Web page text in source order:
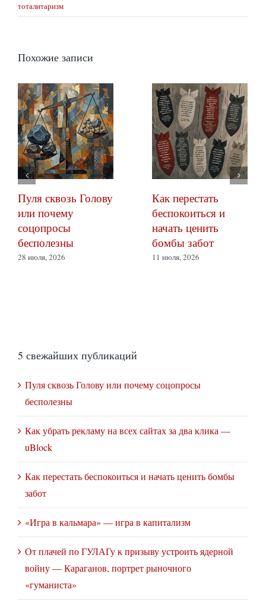
тоталитаризм
Похожие записи
Пуля сквозь Голову
или почему
соцопросы
бесполезны
28 июля, 2026
Как перестать
беспокоиться и
начать ценить
бомбы забот
11 июля, 2026
5 свежайших публикаций
Пуля сквозь Голову или почему соцопросы
бесполезны
Как убрать рекламу на всех сайтах за два клика —
uBlock
Как перестать беспокоиться и начать ценить бомбы
забот
«Игра в кальмара» — игра в капитализм
От плачей по ГУЛАГу к призыву устроить ядерной
войну — Караганов, портрет рыночного
«гуманиста»